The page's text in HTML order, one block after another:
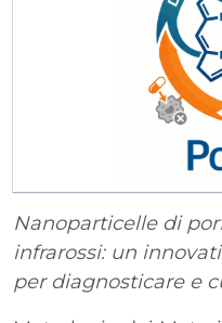
Nanoparticelle di
infrarossi: un
per diagnosticare e